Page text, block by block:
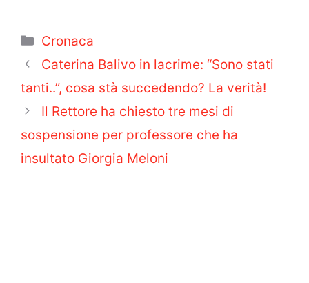
Categorie
Cronaca
Caterina Balivo in lacrime: “Sono stati
tanti..”, cosa stà succedendo? La verità!
Il Rettore ha chiesto tre mesi di
sospensione per professore che ha
insultato Giorgia Meloni